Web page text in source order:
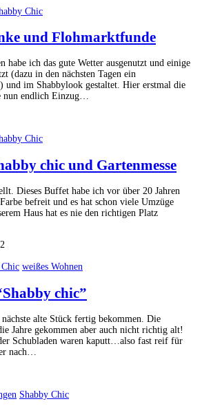
Chic
und Flohmarktfunde
habe ich das gute Wetter ausgenutzt und einige
(dazu in den nächsten Tagen ein
und im Shabbylook gestaltet. Hier erstmal die
nun endlich Einzug…
Chic
chic und Gartenmesse
Dieses Buffet habe ich vor über 20 Jahren
befreit und es hat schon viele Umzüge
Haus hat es nie den richtigen Platz
Chic weißes Wohnen
chic”
nächste alte Stück fertig bekommen. Die
Jahre gekommen aber auch nicht richtig alt!
Schubladen waren kaputt…also fast reif für
nach…
Shabby Chic